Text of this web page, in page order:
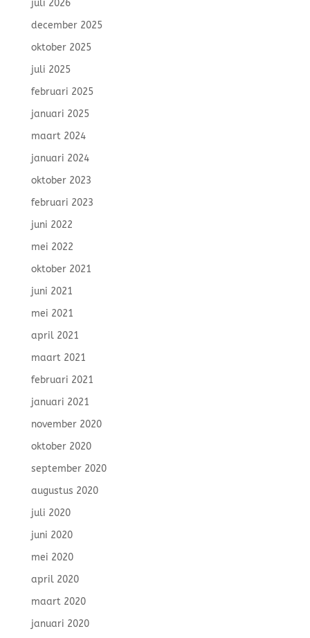
juli 2026
december 2025
oktober 2025
juli 2025
februari 2025
januari 2025
maart 2024
januari 2024
oktober 2023
februari 2023
juni 2022
mei 2022
oktober 2021
juni 2021
mei 2021
april 2021
maart 2021
februari 2021
januari 2021
november 2020
oktober 2020
september 2020
augustus 2020
juli 2020
juni 2020
mei 2020
april 2020
maart 2020
januari 2020